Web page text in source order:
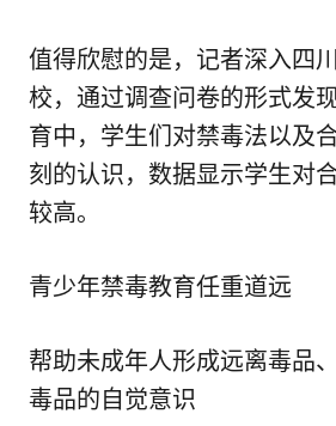
值得欣慰的是，记者深入四
校，通过调查问卷的形式发
育中，学生们对禁毒法以及
刻的认识，数据显示学生对
较高。
青少年禁毒教育任重道远
帮助未成年人形成远离毒品
毒品的自觉意识